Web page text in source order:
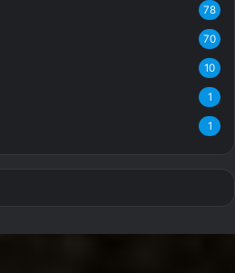
78
70
10
1
1